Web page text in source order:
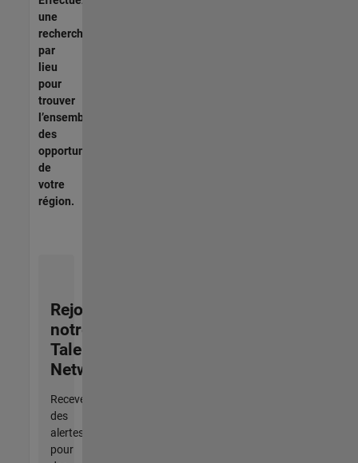
une
recherche
par
lieu
pour
trouver
l’ensemble
des
opportunités
de
votre
région.
Rejoignez
notre
Talent
Network
Recevez
des
alertes
pour